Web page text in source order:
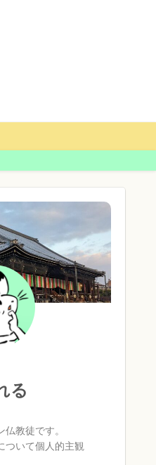
る
教徒です。
ついて個人的主観